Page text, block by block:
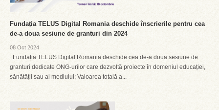
Fundația TELUS Digital Romania deschide înscrierile pentru cea
de-a doua sesiune de granturi din 2024
08 Oct 2024
Fundația TELUS Digital Romania deschide cea de-a doua sesiune de
granturi dedicate ONG-urilor care dezvoltă proiecte în domeniul educației,
sănătății sau al mediului; Valoarea totală a...